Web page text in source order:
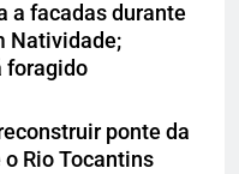
a facadas durante
Natividade;
foragido
ponte da
o Rio Tocantins